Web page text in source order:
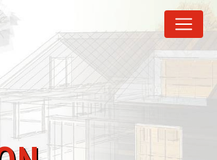
des cookies